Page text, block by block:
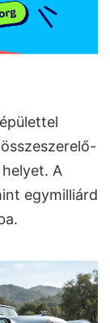
A
egymilliárd